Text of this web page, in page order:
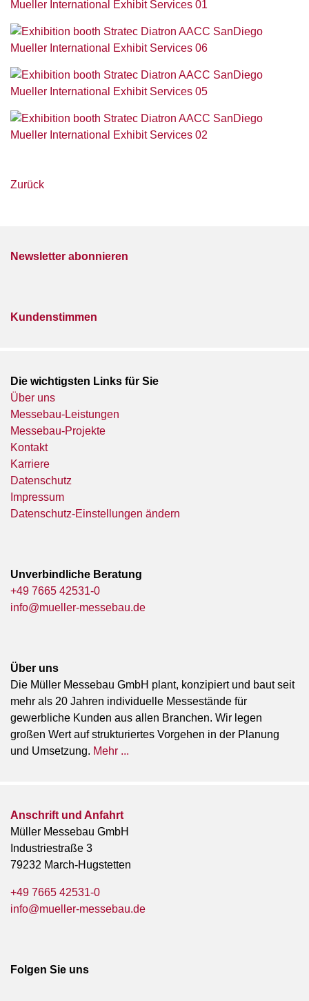
Zurück
Newsletter abonnieren
Kundenstimmen
Die wichtigsten Links für Sie
Über uns
Messebau-Leistungen
Messebau-Projekte
Kontakt
Karriere
Datenschutz
Impressum
Datenschutz-Einstellungen ändern
Unverbindliche Beratung
+49 7665 42531-0
info@mueller-messebau.de
Über uns
Die Müller Messebau GmbH plant, konzipiert und baut seit
mehr als 20 Jahren individuelle Messestände für
gewerbliche Kunden aus allen Branchen. Wir legen
großen Wert auf strukturiertes Vorgehen in der Planung
und Umsetzung. Mehr ...
Anschrift und Anfahrt
Müller Messebau GmbH
Industriestraße 3
79232 March-Hugstetten
+49 7665 42531-0
info@mueller-messebau.de
Folgen Sie uns